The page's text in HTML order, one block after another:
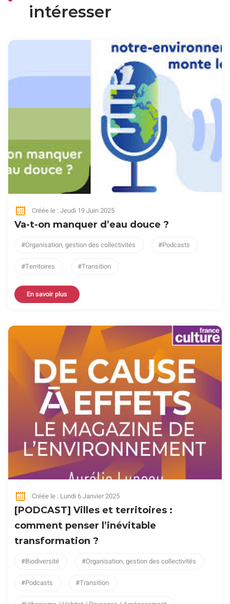
intéresser
Créée le : Jeudi 19 Juin 2025
Va-t-on manquer d’eau douce ?
Organisation, gestion des collectivités Podcasts
Territoires Transition
En savoir plus
Créée le : Lundi 6 Janvier 2025
[PODCAST] Villes et territoires :
comment penser l’inévitable
transformation ?
Biodiversité Organisation, gestion des collectivités
Podcasts Transition